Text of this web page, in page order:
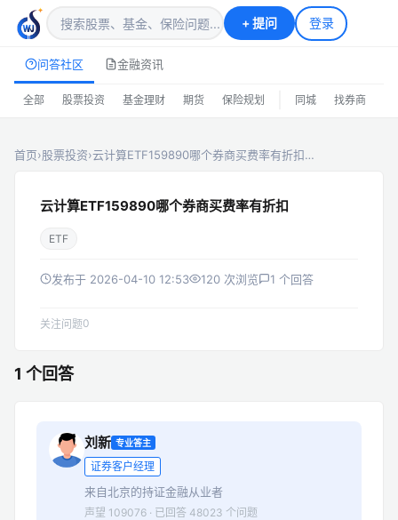
+提问 登录
问答社区 金融资讯
全部 股票投资 基金理财 期货 保险规划 同城 找券商
首页›股票投资›云计算ETF159890哪个券商买费率有折扣…
云计算ETF159890哪个券商买费率有折扣
ETF
发布于 2026-04-10 12:53 120 次浏览 1 个回答
关注问题0
1 个回答
刘新 专业答主
证券客户经理
来自北京的持证金融从业者
声望 109076 · 已回答 48023 个问题